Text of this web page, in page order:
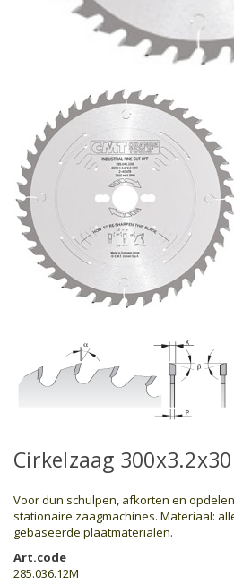
Cirkelzaag
Voor dun schulpen, afkorten en
stationaire zaagmachines. Materiaal:
gebaseerde plaatmaterialen.
Art.code
285.036.12M